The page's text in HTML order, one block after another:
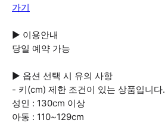
가기
▶ 이용안내
당일 예약 가능
▶ 옵션 선택 시 유의 사항
- 키(cm) 제한 조건이 있는 상품입니다.
성인 : 130cm 이상
아동 : 110~129cm